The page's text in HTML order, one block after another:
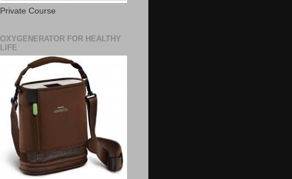
Private Course
OXYGENERATOR FOR HEALTHY
LIFE